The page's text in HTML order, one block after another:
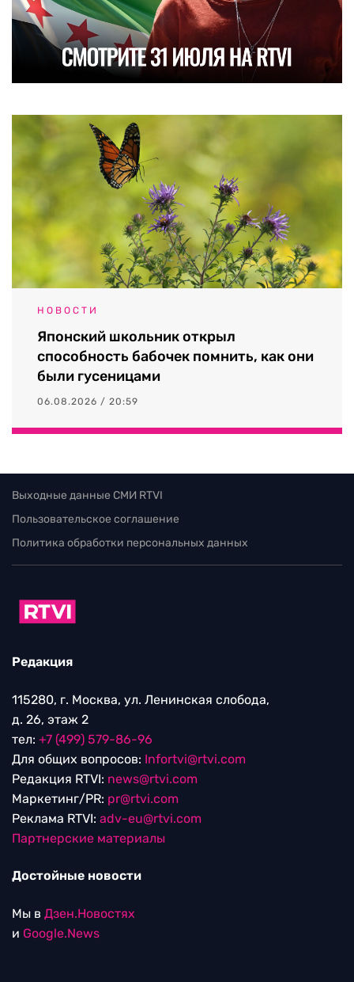
НОВОСТИ
Японский школьник открыл
способность бабочек помнить, как они
были гусеницами
06.08.2026 / 20:59
Выходные данные СМИ RTVI
Пользовательское соглашение
Политика обработки персональных данных
Редакция
115280, г. Москва, ул. Ленинская слобода,
д. 26, этаж 2
тел: +7 (499) 579-86-96
Для общих вопросов: Infortvi@rtvi.com
Редакция RTVI: news@rtvi.com
Маркетинг/PR: pr@rtvi.com
Реклама RTVI: adv-eu@rtvi.com
Партнерские материалы
Достойные новости
Мы в Дзен.Новостях
и Google.News